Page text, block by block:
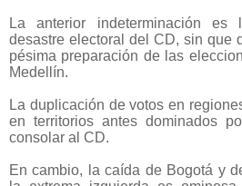
La anterior indeterminación es
desastre electoral del CD, sin que
pésima preparación de las
Medellín.
La duplicación de votos en
en territorios antes dominados
consolar al CD.
En cambio, la caída de Bogotá y